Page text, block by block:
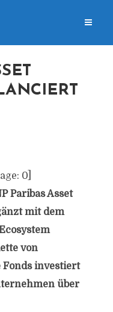
0]
Paribas Asset
mit dem
von
investiert
über